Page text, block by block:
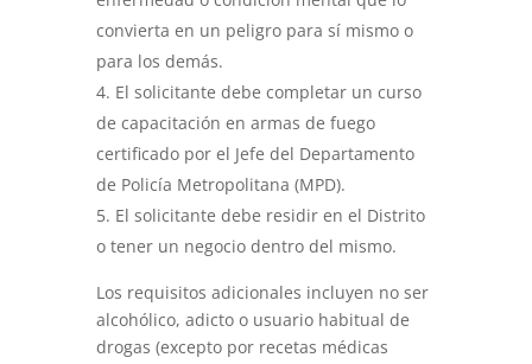
convierta en un peligro para sí mismo o
para los demás.
El solicitante debe completar un curso
de capacitación en armas de fuego
certificado por el Jefe del Departamento
de Policía Metropolitana (MPD).
El solicitante debe residir en el Distrito
o tener un negocio dentro del mismo.
Los requisitos adicionales incluyen no ser
alcohólico, adicto o usuario habitual de
drogas (excepto por recetas médicas